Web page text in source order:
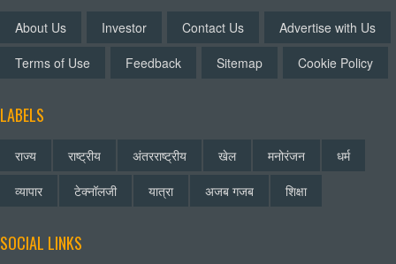
About Us Investor Contact Us
Advertise with Us
Terms of Use
Feedback Sitemap Cookie Policy
LABELS
राज्य राष्ट्रीय अंतरराष्ट्रीय खेल मनोरंजन
धर्म
व्यापार
टेक्नॉलजी यात्रा अजब गजब शिक्षा
SOCIAL LINKS